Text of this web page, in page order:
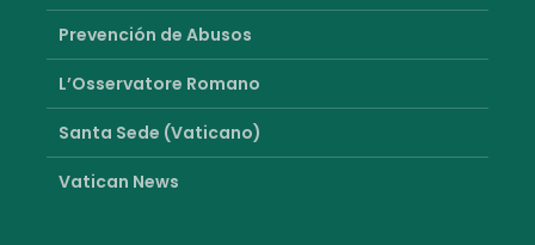
Prevención de Abusos
L’Osservatore Romano
Santa Sede (Vaticano)
Vatican News